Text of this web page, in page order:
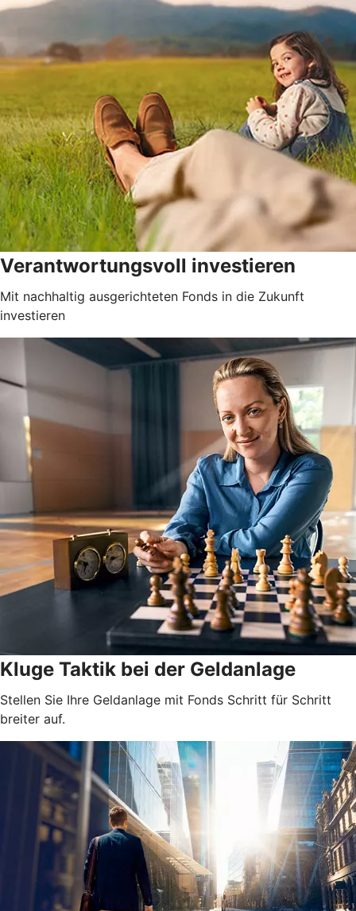
Verantwortungsvoll investieren
Mit nachhaltig ausgerichteten Fonds in die Zukunft
investieren
Kluge Taktik bei der Geldanlage
Stellen Sie Ihre Geldanlage mit Fonds Schritt für Schritt
breiter auf.